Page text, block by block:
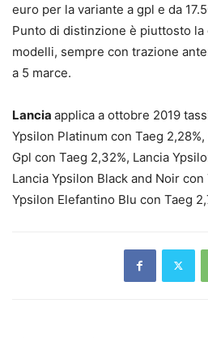
euro per la variante a gpl e da
Punto di distinzione è piuttosto la
modelli, sempre con trazione
a 5 marce.
Lancia applica a ottobre 2019
Ypsilon Platinum con Taeg
Gpl con Taeg 2,32%, Lancia
Lancia Ypsilon Black and Noir con
Ypsilon Elefantino Blu con Taeg